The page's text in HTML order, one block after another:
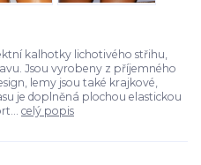
kalhotky lichotivého střihu,
Jsou vyrobeny z příjemného
lemy jsou také krajkové,
je doplněná plochou elastickou
celý popis